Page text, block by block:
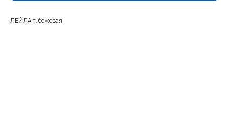
ЛЕЙЛА т. бежевая